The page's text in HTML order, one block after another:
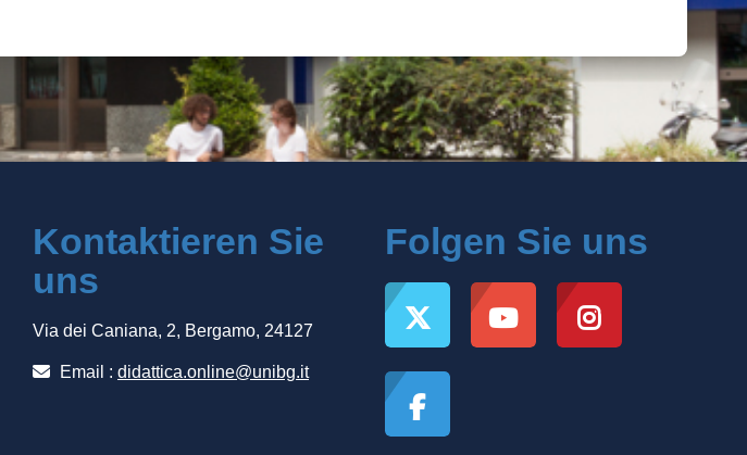
Kontaktieren Sie
uns
Via dei Caniana, 2, Bergamo, 24127
Email : didattica.online@unibg.it
Folgen Sie uns